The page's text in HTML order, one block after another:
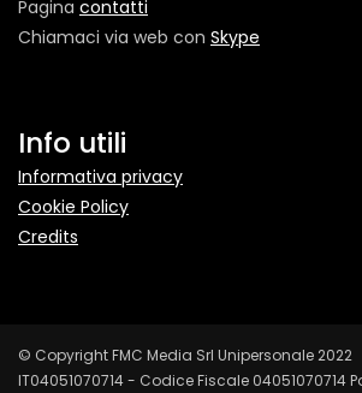
Pagina contatti
Chiamaci via web con Skype
Info utili
Informativa privacy
Cookie Policy
Credits
© Copyright FMC Media Srl Unipersonale 2022
IT04051070714 - Codice Fiscale 04051070714